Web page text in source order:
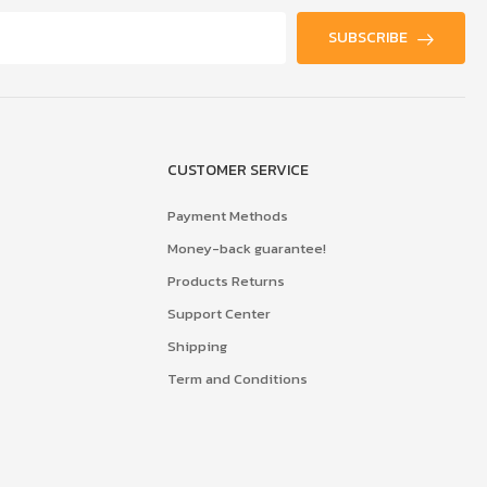
SUBSCRIBE
CUSTOMER SERVICE
Payment Methods
Money-back guarantee!
Products Returns
Support Center
Shipping
Term and Conditions